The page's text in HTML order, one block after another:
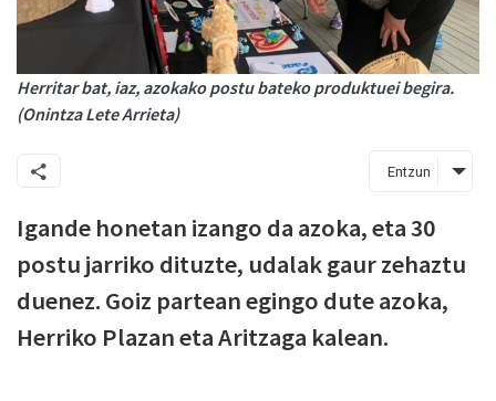
Herritar bat, iaz, azokako postu bateko produktuei begira.
(Onintza Lete Arrieta)
Entzun
Igande honetan izango da azoka, eta 30
postu jarriko dituzte, udalak gaur zehaztu
duenez. Goiz partean egingo dute azoka,
Herriko Plazan eta Aritzaga kalean.